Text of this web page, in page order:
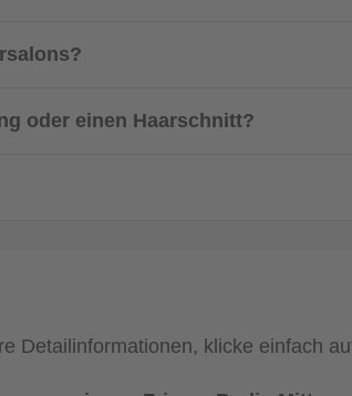
oder einen Haarschnitt?
Detailinformationen, klicke einfach